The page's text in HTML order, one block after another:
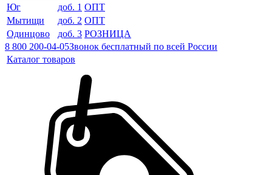
Юг
доб. 1 ОПТ
Мытищи
доб. 2 ОПТ
Одинцово
доб. 3 РОЗНИЦА
8 800 200-04-05Звонок бесплатный по всей России
Каталог товаров